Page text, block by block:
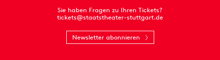
Sie haben Fragen zu Ihren Tickets?
tickets@staatstheater-stuttgart.de
Newsletter abonnieren